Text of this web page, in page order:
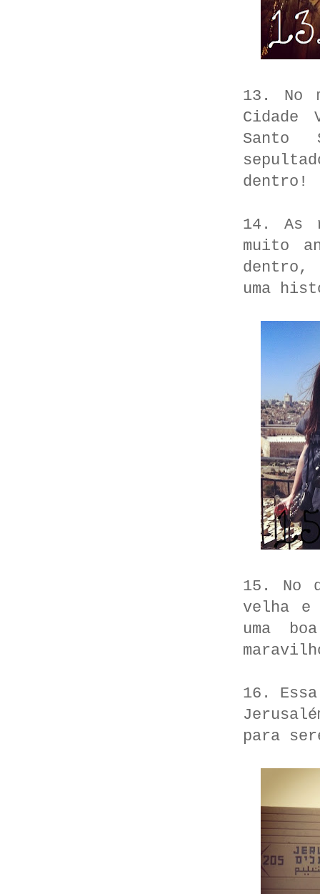
13. No
Cidade
Santo
dentro!
14. As
muito
dentro,
uma
15. No
velha e
uma
16.
para